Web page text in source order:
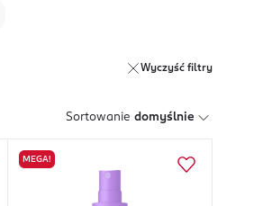
Wyczyść filtry
Sortowanie domyślnie
MEGA!